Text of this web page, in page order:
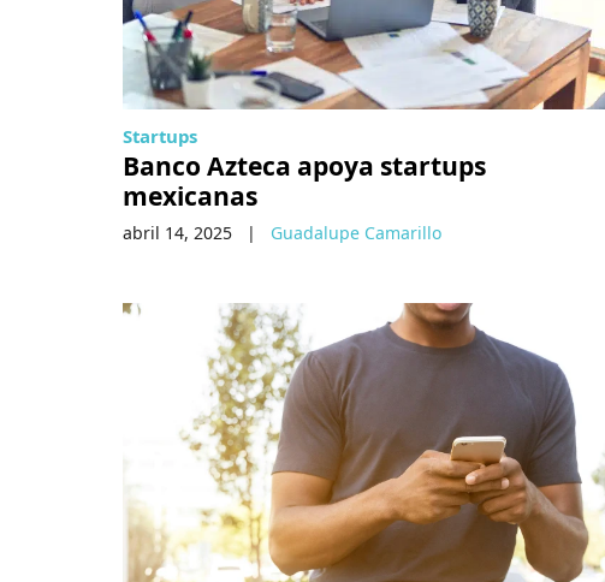
Startups
Banco Azteca apoya startups
mexicanas
abril 14, 2025 | Guadalupe Camarillo